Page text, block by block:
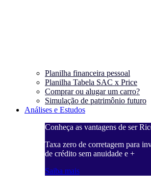
Planilha financeira pessoal
Planilha Tabela SAC x Price
Comprar ou alugar um carro?
Simulação de patrimônio futuro
Análises e Estudos
Conheça as vantagens de ser
Taxa zero de corretagem para
de crédito sem anuidade e +
Saiba mais